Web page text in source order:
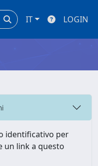
IT LOGIN
identificativo per
un link a questo